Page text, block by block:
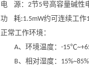
电 源：2节5号高容量碱性
功 耗:1.5mW约可连续工作
正常工作环境：
A、环境温度：-
B、相对湿度：